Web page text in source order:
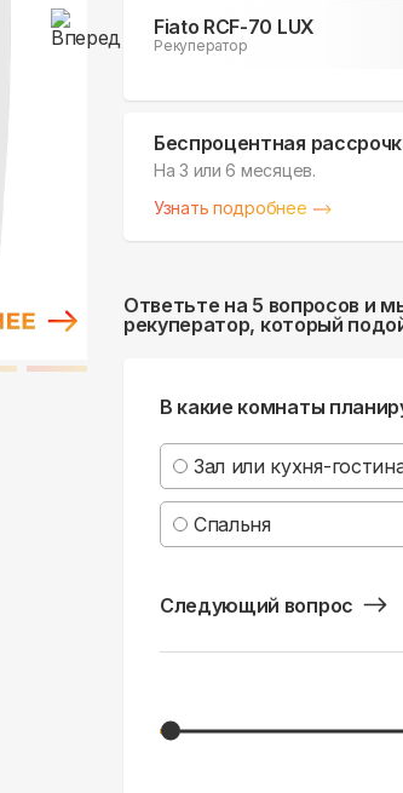
Fiato RCF-70 LUX
Рекуператор
Беспроцентная
На 3 или 6 месяцев.
Узнать подробнее
Ответьте на 5 вопросов и
рекуператор, который
В какие комнаты
Зал или кухня-
Спальня
Следующий вопрос